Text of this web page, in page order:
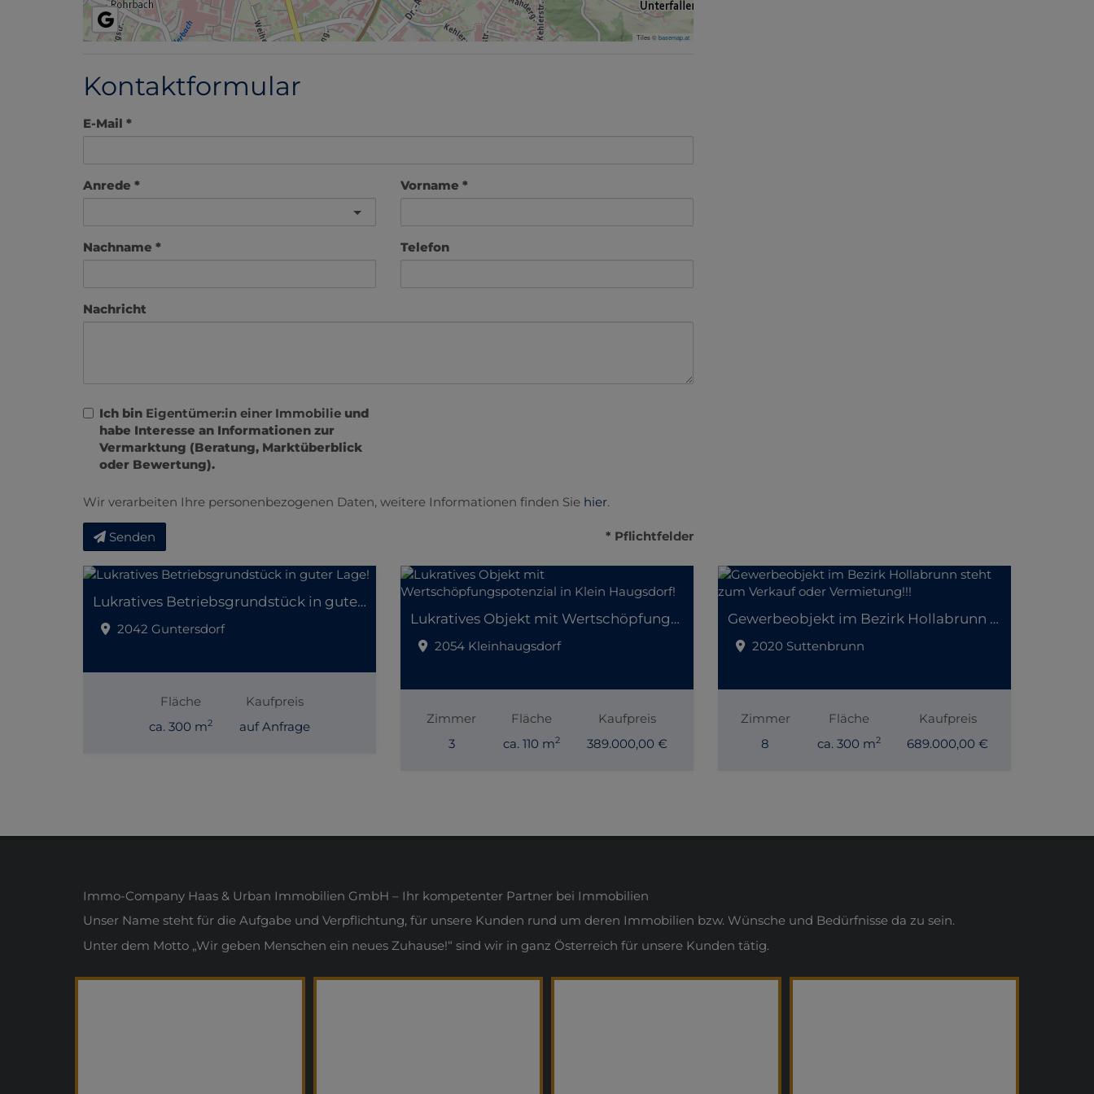
Tiles ©basemap.at
Kontaktformular
E-Mail
Anrede Vorname
Nachname Telefon
Nachricht
Ich bin Eigentümer:in einer Immobilie und
habe Interesse an Informationen zur
Vermarktung (Beratung, Marktüberblick
oder Bewertung).
Wir verarbeiten Ihre personenbezogenen Daten, weitere Informationen finden Sie hier.
Senden * Pflichtfelder
Lukratives Betriebsgrundstück in guter Lage!
2042 Guntersdorf
Fläche
ca. 300 m2
Kaufpreis
auf Anfrage
Lukratives Objekt mit Wertschöpfungspotenzial in Klein Haugsdorf!
2054 Kleinhaugsdorf
Zimmer
3
Fläche
ca. 110 m2
Kaufpreis
389.000,00 €
Gewerbeobjekt im Bezirk Hollabrunn steht zum Verkauf oder Vermietung!!!
2020 Suttenbrunn
Zimmer
8
Fläche
ca. 300 m2
Kaufpreis
689.000,00 €
Immo-Company Haas & Urban Immobilien GmbH – Ihr kompetenter Partner bei Immobilien
Unser Name steht für die Aufgabe und Verpflichtung, für unsere Kunden rund um deren Immobilien bzw. Wünsche und Bedürfnisse da zu sein.
Unter dem Motto „Wir geben Menschen ein neues Zuhause!“ sind wir in ganz Österreich für unsere Kunden tätig.